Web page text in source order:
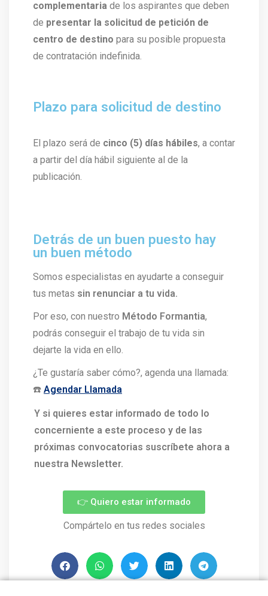
complementaria de los aspirantes que deben
de presentar la solicitud de petición de
centro de destino para su posible propuesta
de contratación indefinida.
Plazo para solicitud de destino
El plazo será de cinco (5) días hábiles, a contar
a partir del día hábil siguiente al de la
publicación.
Detrás de un buen puesto hay
un buen método
Somos especialistas en ayudarte a conseguir
tus metas sin renunciar a tu vida.
Por eso, con nuestro Método Formantia,
podrás conseguir el trabajo de tu vida sin
dejarte la vida en ello.
¿Te gustaría saber cómo?, agenda una llamada:
☎️ Agendar Llamada
Y si quieres estar informado de todo lo
concerniente a este proceso y de las
próximas convocatorias suscríbete ahora a
nuestra Newsletter.
👉 Quiero estar informado
Compártelo en tus redes sociales